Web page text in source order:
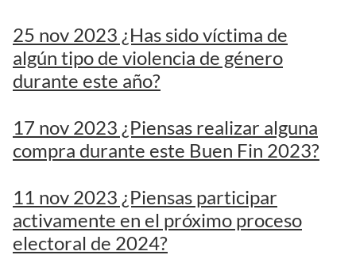
25 nov 2023 ¿Has sido víctima de
algún tipo de violencia de género
durante este año?
17 nov 2023 ¿Piensas realizar alguna
compra durante este Buen Fin 2023?
11 nov 2023 ¿Piensas participar
activamente en el próximo proceso
electoral de 2024?